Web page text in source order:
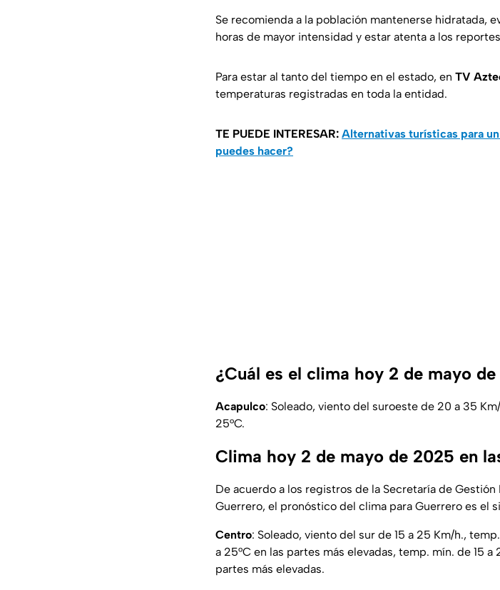
Se recomienda a la población mantenerse hidratada,
horas de mayor intensidad y estar atenta a los
Para estar al tanto del tiempo en el estado, en TV
temperaturas registradas en toda la entidad.
TE PUEDE INTERESAR: Alternativas turísticas para
puedes hacer?
¿Cuál es el clima hoy 2 de mayo
Acapulco: Soleado, viento del suroeste de 20 a 35
25°C.
Clima hoy 2 de mayo de 2025 en
De acuerdo a los registros de la Secretaría de
Guerrero, el pronóstico del clima para Guerrero es el
Centro: Soleado, viento del sur de 15 a 25 Km/h.,
a 25°C en las partes más elevadas, temp. mín. de 15 a
partes más elevadas.